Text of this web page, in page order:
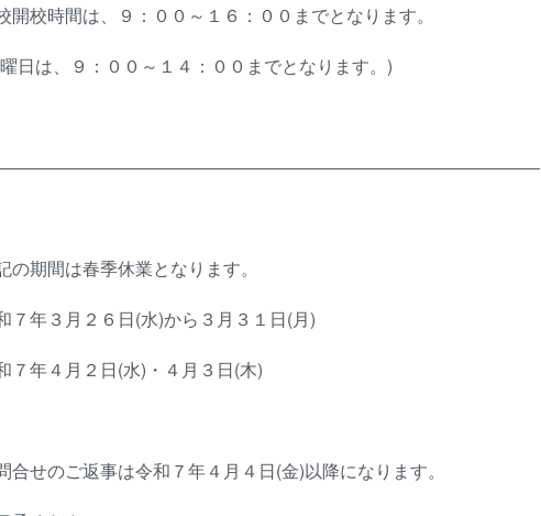
開校時間は、９：００～１６：００までとなります。
日は、９：００～１４：００までとなります。)
の期間は春季休業となります。
７年３月２６日(水)から３月３１日(月)
７年４月２日(水)・４月３日(木)
合せのご返事は令和７年４月４日(金)以降になります。